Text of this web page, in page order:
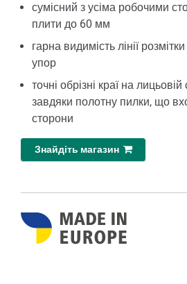
сумісний з усіма робочими
плити до 60 мм
гарна видимість лінії
упор
точні обрізні краї на лицьовій
завдяки полотну пилки, що
сторони
Знайдіть магазин